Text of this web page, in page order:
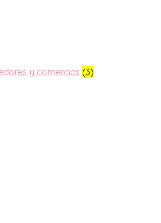
y comercios (3)